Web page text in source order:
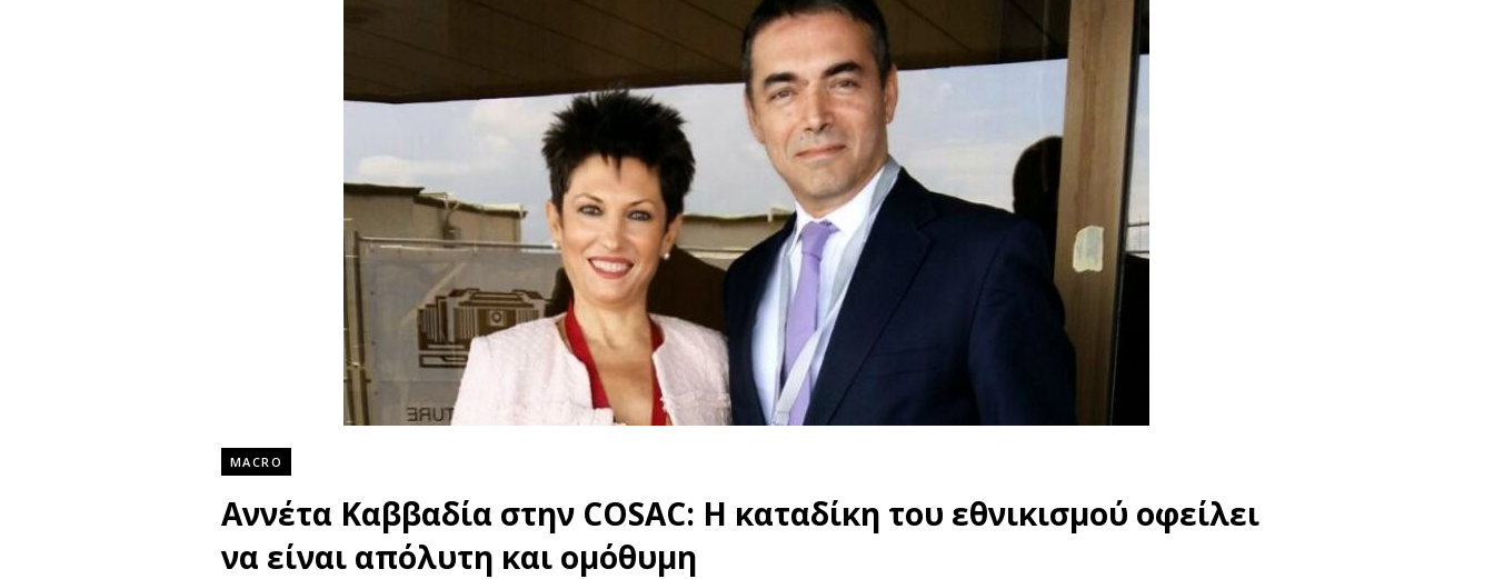
MACRO
Αννέτα Καββαδία στην COSAC: Η καταδίκη του εθνικισμού οφείλει
να είναι απόλυτη και ομόθυμη